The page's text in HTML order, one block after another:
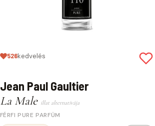
526kedvelés
Jean Paul Gaultier
La Male illat alternatívája
FÉRFI PURE PARFÜM